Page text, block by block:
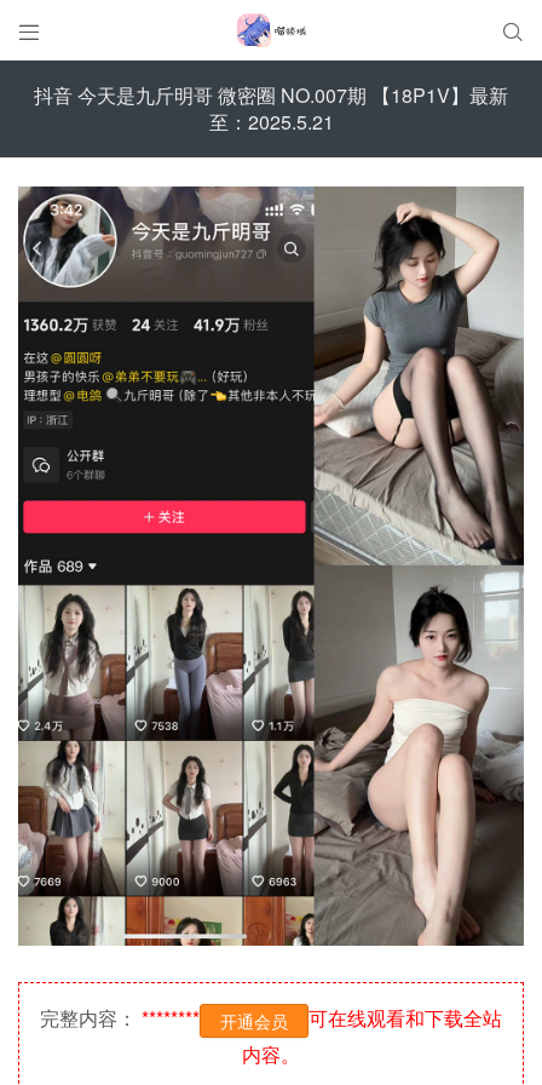
 
抖音 今天是九斤明哥 微密圈 NO.007期 【18P1V】最新
至：2025.5.21
完整内容： ******** 开通会员
可在线观看和下载全站
内容。